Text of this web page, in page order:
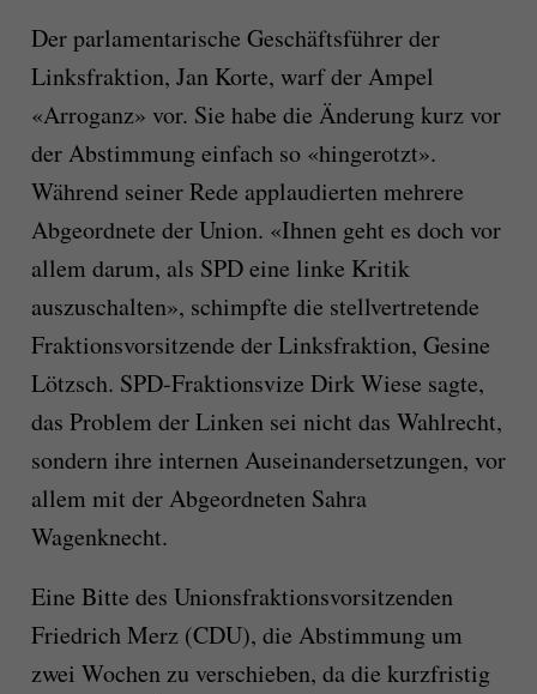
Der parlamentarische Geschäftsführer der
Linksfraktion, Jan Korte, warf der Ampel
«Arroganz» vor. Sie habe die Änderung kurz vor
der Abstimmung einfach so «hingerotzt».
Während seiner Rede applaudierten mehrere
Abgeordnete der Union. «Ihnen geht es doch vor
allem darum, als SPD eine linke Kritik
auszuschalten», schimpfte die stellvertretende
Fraktionsvorsitzende der Linksfraktion, Gesine
Lötzsch. SPD-Fraktionsvize Dirk Wiese sagte,
das Problem der Linken sei nicht das Wahlrecht,
sondern ihre internen Auseinandersetzungen, vor
allem mit der Abgeordneten Sahra
Wagenknecht.
Eine Bitte des Unionsfraktionsvorsitzenden
Friedrich Merz (CDU), die Abstimmung um
zwei Wochen zu verschieben, da die kurzfristig